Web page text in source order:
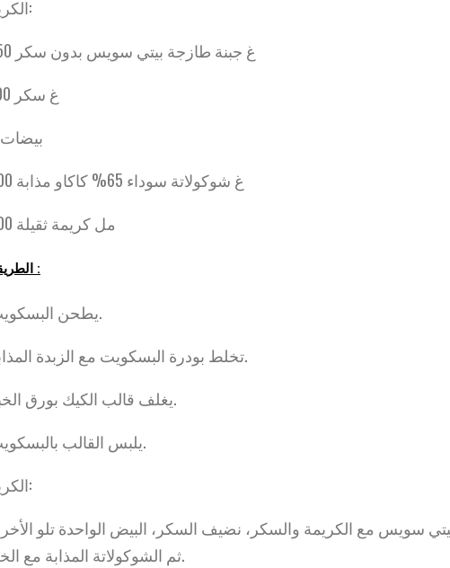
الكريمة:
- 100 غ سكر
- 4 بيضات
- 200 غ شوكولاتة سوداء 65% كاكاو مذابة
* الطريقة :
- يطحن البسكويت.
- تخلط بودرة البسكويت مع الزبدة المذابة.
- يغلف قالب الكيك بورق الخبز.
- يلبس القالب بالبسكويت.
الكريمة:
ثم الشوكولاتة المذابة مع الخلط.